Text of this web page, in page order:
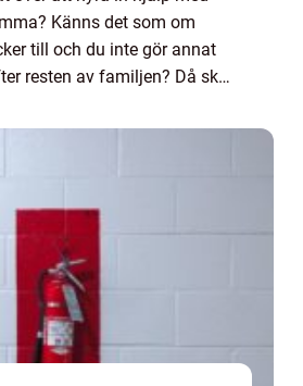
Känns det som om
till och du inte gör annat
resten av familjen? Då ska